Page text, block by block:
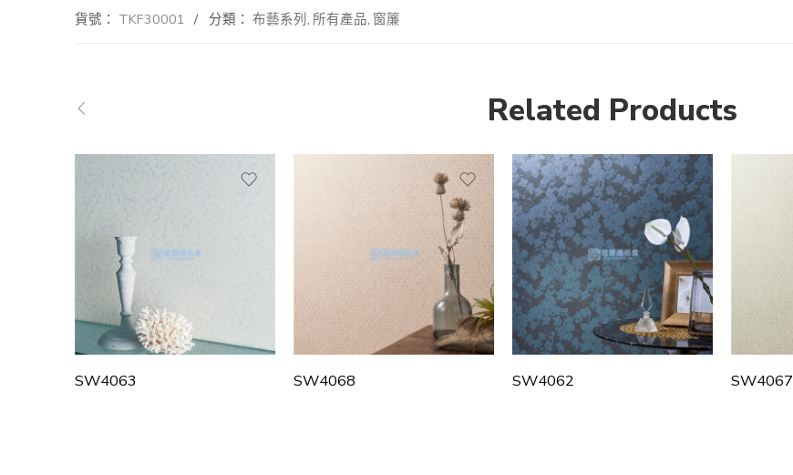
貨號： TKF30001 分類： 布藝系列 , 所有產品, 窗簾
Related Products
SW4063 SW4068 SW4062 SW4067